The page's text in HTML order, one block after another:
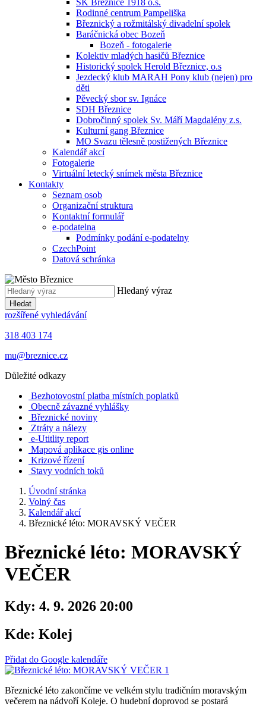
SK Březnice 1918 o.s.
Rodinné centrum Pampeliška
Březnický a rožmitálský divadelní spolek
Baráčnická obec Bozeň
Bozeň - fotogalerie
Kolektiv mladých hasičů Březnice
Historický spolek Herold Březnice, o.s
Jezdecký klub MARAH Pony klub (nejen) pro
děti
Pěvecký sbor sv. Ignáce
SDH Březnice
Dobročinný spolek Sv. Máří Magdalény z.s.
Kulturní gang Březnice
MO Svazu tělesně postižených Březnice
Kalendář akcí
Fotogalerie
Virtuální letecký snímek města Březnice
Kontakty
Seznam osob
Organizační struktura
Kontaktní formulář
e-podatelna
Podmínky podání e-podatelny
CzechPoint
Datová schránka
Hledaný výraz
Hledat
rozšířené vyhledávání
318 403 174
mu@breznice.cz
Důležité odkazy
Bezhotovostní platba místních poplatků
Obecně závazné vyhlášky
Březnické noviny
Ztráty a nálezy
e-Utitlity report
Mapová aplikace gis online
Krizové řízení
Stavy vodních toků
Úvodní stránka
Volný čas
Kalendář akcí
Březnické léto: MORAVSKÝ VEČER
Březnické léto: MORAVSKÝ
VEČER
Kdy: 4. 9. 2026 20:00
Kde: Kolej
Přidat do Google kalendáře
Březnické léto zakončíme ve velkém stylu tradičním moravským
večerem na nádvoří Koleje. O hudební doprovod se postará